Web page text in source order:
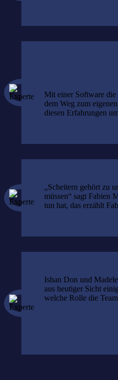
Mit einer Software die
dem Weg zum
diesen Erfahrungen
„Scheitern gehört zu
müssen“ sagt Fabien
tun hat, das erzählt
Ishan Don und
aus heutiger Sicht
welche Rolle die